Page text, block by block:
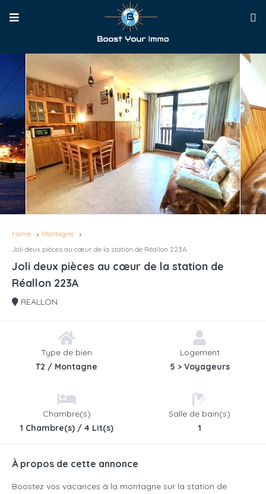
Home
Montagne
Joli deux pièces au cœur de la station de Réallon 223A
Joli deux pièces au cœur de la station de
Réallon 223A
REALLON
Type de bien
T2 / Montagne
Logement
5 > Voyageurs
Chambre(s)
1 Chambre(s) / 4 Lit(s)
Salle de bain(s)
1
À propos de cette annonce
Boostez vos vacances à la montagne sur la station de